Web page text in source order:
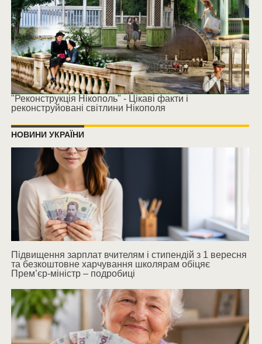
"Реконструкція Нікополь" - Цікаві факти і
реконструйовані світлини Нікополя
НОВИНИ УКРАЇНИ
Підвищення зарплат вчителям і стипендій з 1 вересня
та безкоштовне харчування школярам обіцяє
Прем’єр-міністр – подробиці